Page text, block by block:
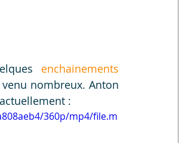
enchainements
nombreux. Anton
:
360p/mp4/file.m